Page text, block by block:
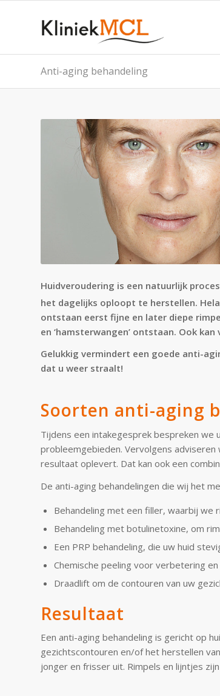
Anti-aging behandeling
Huidveroudering is een natuurlijk
het dagelijks oploopt te herstellen.
ontstaan eerst fijne en later diepe
en ‘hamsterwangen’ ontstaan. Ook
Gelukkig vermindert een goede anti-
dat u weer straalt!
Soorten anti-aging
Tijdens een intakegesprek bespreken we
probleemgebieden. Vervolgens
resultaat oplevert. Dat kan ook een
De anti-aging behandelingen die wij het
Behandeling met een filler, waarbij
Behandeling met botulinetoxine, om
Een PRP behandeling, die uw huid
Chemische peeling voor verbetering
Draadlift om de contouren van uw
Resultaat
Een anti-aging behandeling is gericht op
gezichtscontouren en/of het herstellen
jonger en frisser uit. Rimpels en lijntjes